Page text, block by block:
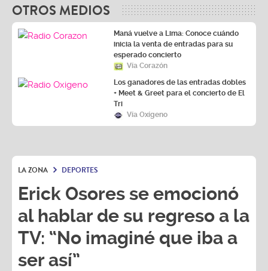
OTROS MEDIOS
Maná vuelve a Lima: Conoce cuándo
inicia la venta de entradas para su
esperado concierto
Vía Corazón
Los ganadores de las entradas dobles
+ Meet & Greet para el concierto de El
Tri
Vía Oxígeno
LA ZONA DEPORTES
Erick Osores se emocionó
al hablar de su regreso a la
TV: “No imaginé que iba a
ser así”